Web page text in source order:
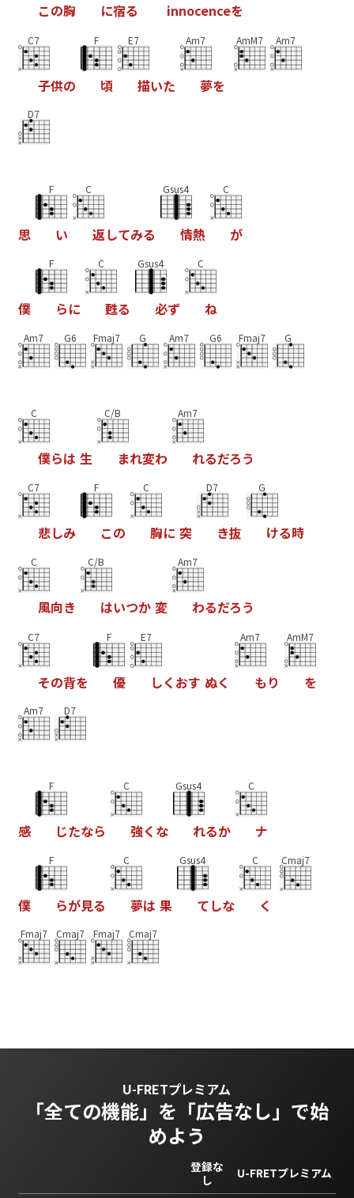
この胸 に宿る innocenceを
C7
子供の
F
頃
E7
描いた
Am7
夢を
AmM7 Am7
D7
思
F
い
C
返してみる
Gsus4
情熱
C
が
僕
F
らに
C
甦る
Gsus4
必ず
C
ね
Am7 G6 Fmaj7 G Am7 G6 Fmaj7 G
C
僕らは 生
C/B
まれ変わ
Am7
れるだろう
C7
悲しみ
F
この
C
胸に 突
D7
き抜
G
ける時
C
風向き
C/B
はいつか 変
Am7
わるだろう
C7
その背を
F
優
E7
しく おす ぬく
Am7
もり
AmM7
を
Am7 D7
感
F
じたなら
C
強く な
Gsus4
れるか
C
ナ
僕
F
らが見る
C
夢は 果
Gsus4
てしな
C
く
Cmaj7
Fmaj7 Cmaj7 Fmaj7 Cmaj7
U-FRETプレミアム
「全ての機能」を 「広告なし」で始
めよう
登録な
し
U-FRETプレミアム